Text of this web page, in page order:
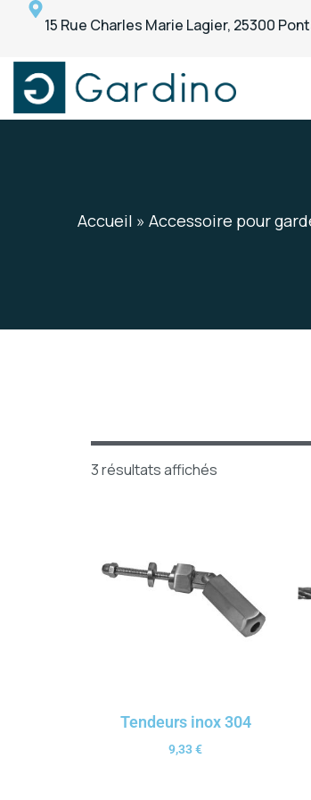
15 Rue Charles Marie Lagier, 25300
Accueil » Accessoire pour
3 résultats affichés
Tendeurs inox 304
9,33€